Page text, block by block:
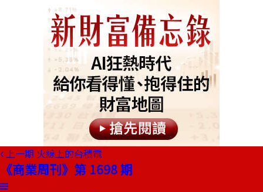
上一期 火線上的台積電
《商業周刊》第 1698 期